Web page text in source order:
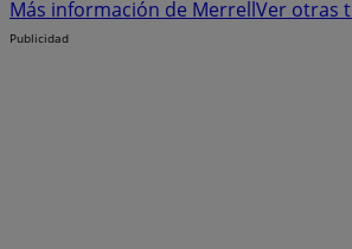
Más información de MerrellVer otras
Publicidad